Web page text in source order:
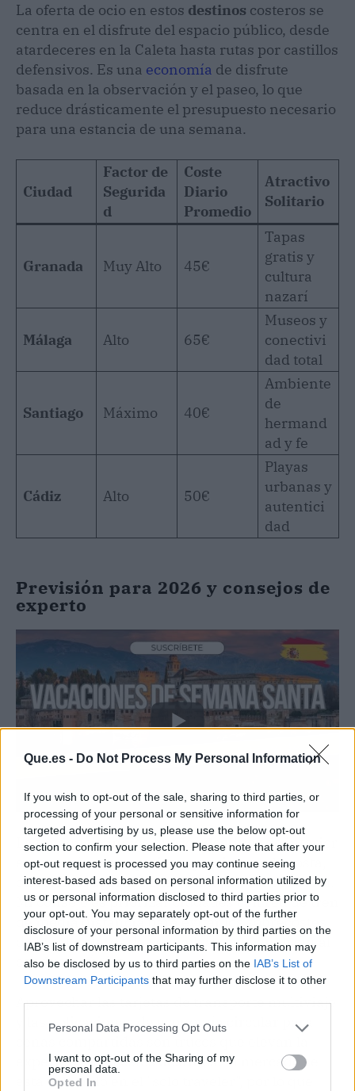
Que.es - Do Not Process My Personal Information
If you wish to opt-out of the sale, sharing to third parties, or
processing of your personal or sensitive information for
targeted advertising by us, please use the below opt-out
section to confirm your selection. Please note that after your
opt-out request is processed you may continue seeing
interest-based ads based on personal information utilized by
us or personal information disclosed to third parties prior to
your opt-out. You may separately opt-out of the further
disclosure of your personal information by third parties on the
IAB’s list of downstream participants. This information may
also be disclosed by us to third parties on the IAB’s List of
Downstream Participants that may further disclose it to other
Personal Data Processing Opt Outs
I want to opt-out of the Sharing of my
personal data.
Opted In
La oferta de ocio en estos destinos costeros se
centra en el disfrute del espacio público, desde
atardeceres en la Caleta hasta rutas por castillos
defensivos. Es una economía de disfrute
basada en la observación y el paseo, lo que
reduce drásticamente el presupuesto necesario
para una estancia de una semana.
Ciudad
Factor de
Segurida
d
Coste
Diario
Promedio
Atractivo
Solitario
Granada Muy Alto 45€
Tapas
gratis y
cultura
nazarí
Málaga Alto 65€
Museos y
conectivi
dad total
Santiago Máximo 40€
Ambiente
de
hermand
ad y fe
Cádiz Alto 50€
Playas
urbanas y
autentici
dad
Previsión para 2026 y consejos de
experto
La tendencia indica que losdestinosde interior
empezarán a competir en precios con la costa,
ofreciendo retiros de teletrabajo y cultura rural.
Mi consejo es priorizar ciudades con red de tren
de media distancia para evitar los sobrecostes
de los alquileres de vehículos, que penalizan al
conductor único.
Aprovechar las tarjetas de transporte multiviaje
y las aplicaciones de economía circular para
experiencia en estosdestinos . El mercado se
está volcando en el "solo traveler", por lo que